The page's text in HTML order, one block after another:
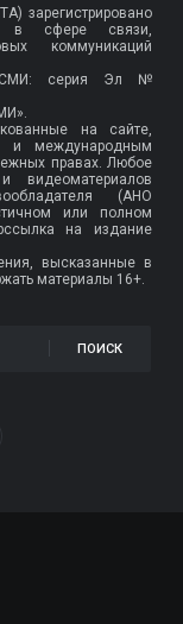
зарегистрировано
в сфере связи,
коммуникаций
СМИ: серия Эл №
на сайте,
и международным
правах. Любое
видеоматериалов
(АНО
или полном
на издание
высказанные в
материалы 16+.
ПОИСК